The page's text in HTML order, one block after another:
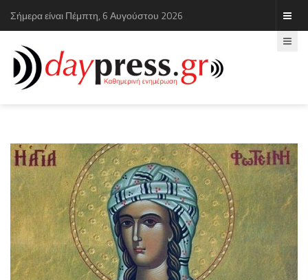
Σήμερα είναι Πέμπτη, 6 Αυγούστου 2026